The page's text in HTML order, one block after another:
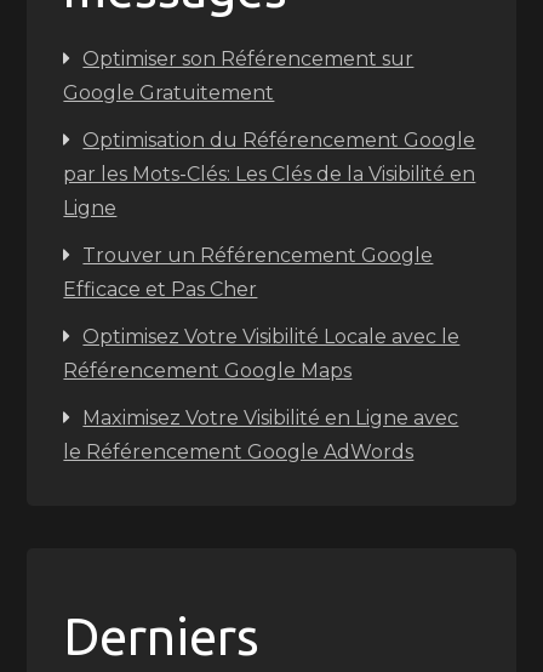
Optimiser son Référencement sur
Google Gratuitement
Optimisation du Référencement Google
par les Mots-Clés: Les Clés de la Visibilité en
Ligne
Trouver un Référencement Google
Efficace et Pas Cher
Optimisez Votre Visibilité Locale avec le
Référencement Google Maps
Maximisez Votre Visibilité en Ligne avec
le Référencement Google AdWords
Derniers